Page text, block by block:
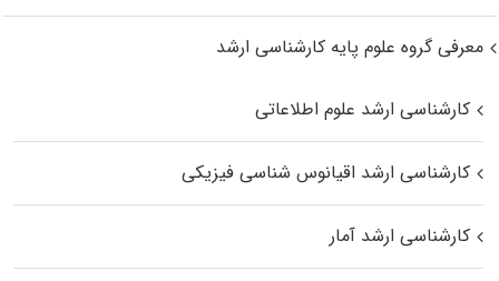
معرفی گروه علوم پایه کارشناسی ارشد
کارشناسی ارشد علوم اطلاعاتی
کارشناسی ارشد اقیانوس‌ شناسی فیزیکی
کارشناسی ارشد آمار